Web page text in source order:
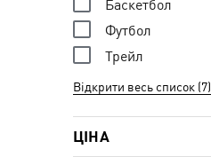
Баскетбол
Футбол
Трейл
Відкрити весь список (7)
ЦІНА